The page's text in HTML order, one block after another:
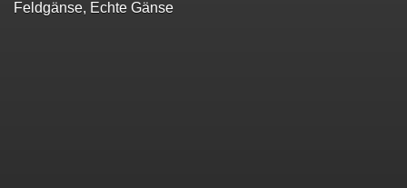
Feldgänse, Echte Gänse